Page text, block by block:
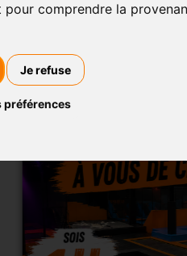
comprendre la
Je refuse
préférences
'JUMP